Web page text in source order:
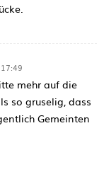
mehr auf die
so gruselig, dass
Gemeinten